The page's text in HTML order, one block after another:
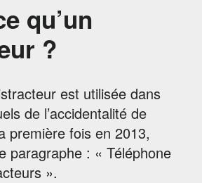
qu’un
?
est utilisée dans
de l’accidentalité de
première fois en 2013,
paragraphe : « Téléphone
».